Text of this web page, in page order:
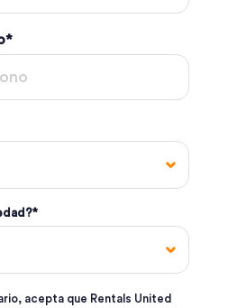
*
*
acepta que Rentals United